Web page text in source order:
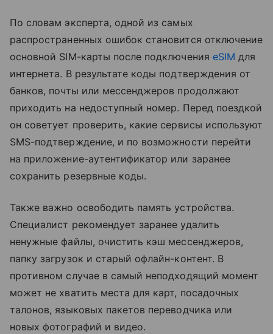
По словам эксперта, одной из самых
распространенных ошибок становится отключение
основной SIM-карты после подключения eSIM для
интернета. В результате коды подтверждения от
банков, почты или мессенджеров продолжают
приходить на недоступный номер. Перед поездкой
он советует проверить, какие сервисы используют
SMS-подтверждение, и по возможности перейти
на приложение-аутентификатор или заранее
сохранить резервные коды.
Также важно освободить память устройства.
Специалист рекомендует заранее удалить
ненужные файлы, очистить кэш мессенджеров,
папку загрузок и старый офлайн-контент. В
противном случае в самый неподходящий момент
может не хватить места для карт, посадочных
талонов, языковых пакетов переводчика или
новых фотографий и видео.